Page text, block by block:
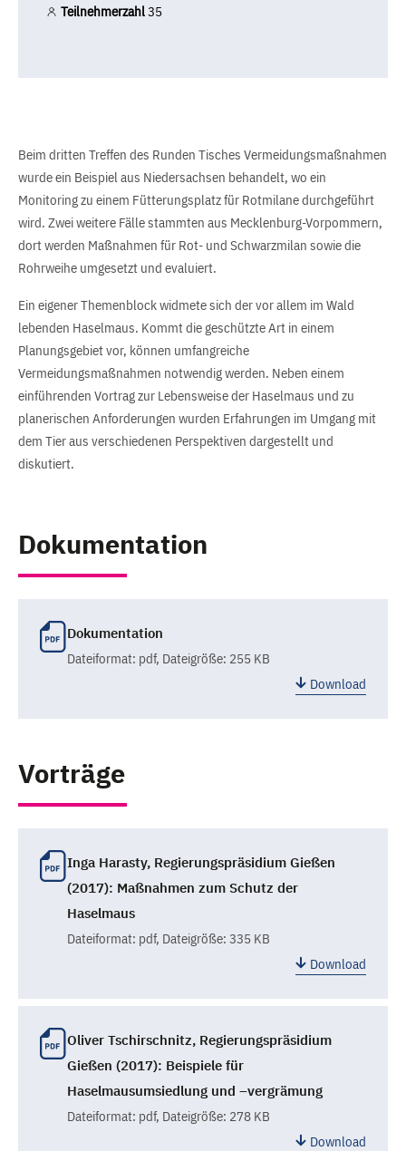
Teilnehmerzahl35
Beim dritten Treffen des Runden Tisches Vermeidungsmaßnahmen
wurde ein Beispiel aus Niedersachsen behandelt, wo ein
Monitoring zu einem Fütterungsplatz für Rotmilane durchgeführt
wird. Zwei weitere Fälle stammten aus Mecklenburg-Vorpommern,
dort werden Maßnahmen für Rot- und Schwarzmilan sowie die
Rohrweihe umgesetzt und evaluiert.
Ein eigener Themenblock widmete sich der vor allem im Wald
lebenden Haselmaus. Kommt die geschützte Art in einem
Planungsgebiet vor, können umfangreiche
Vermeidungsmaßnahmen notwendig werden. Neben einem
einführenden Vortrag zur Lebensweise der Haselmaus und zu
planerischen Anforderungen wurden Erfahrungen im Umgang mit
dem Tier aus verschiedenen Perspektiven dargestellt und
diskutiert.
Dokumentation
Dokumentation
Dateiformat: pdf, Dateigröße: 255 KB
Download
Vorträge
Inga Harasty, Regierungspräsidium Gießen
(2017): Maßnahmen zum Schutz der
Haselmaus
Dateiformat: pdf, Dateigröße: 335 KB
Download
Oliver Tschirschnitz, Regierungspräsidium
Gießen (2017): Beispiele für
Haselmausumsiedlung und –vergrämung
Dateiformat: pdf, Dateigröße: 278 KB
Download